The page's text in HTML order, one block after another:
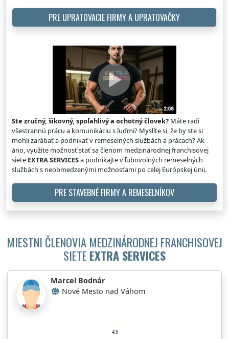
PRE UPRATOVACIE FIRMY A UPRATOVAČKY
Ste zručný, šikovný, spoľahlivý a ochotný človek? Máte radi
všestrannú prácu a komunikáciu s ľuďmi? Myslíte si, že by ste si
mohli zarábať a podnikať v remeselných službách a prácach? Ak
áno, využite možnosť stať sa členom medzinárodnej franchisovej
siete EXTRA SERVICESa podnikajte v ľubovoľných remeselných
službách s neobmedzenými možnosťami po celej Európskej únii.
PRE STAVEBNÉ FIRMY A REMESELNÍKOV
MIESTNI ČLENOVIA MEDZINÁRODNEJ FRANCHISOVEJ
SIETE EXTRA SERVICES
Marcel Bodnár
Nové Mesto nad Váhom
4.9